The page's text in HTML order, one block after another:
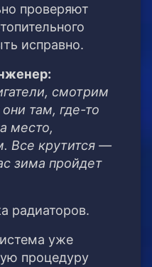
проверяют
исправно.
смотрим
там, где-то
место,
Все крутится —
зима пройдет
радиаторов.
уже
процедуру